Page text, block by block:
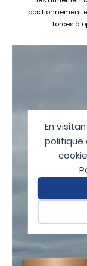
En
politique
positionnement
forces à